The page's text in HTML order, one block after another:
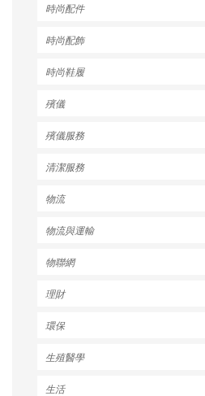
時尚配件
時尚配飾
時尚鞋履
殯儀
殯儀服務
清潔服務
物流
物流與運輸
物聯網
理財
環保
生殖醫學
生活